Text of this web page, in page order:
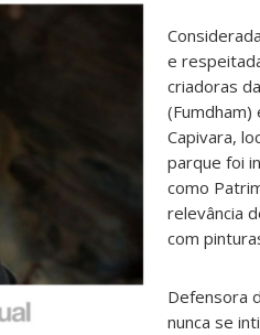
e
criadoras
(Fumdham)
Capivara,
parque foi
como
relevância
com
Defensora
nunca se